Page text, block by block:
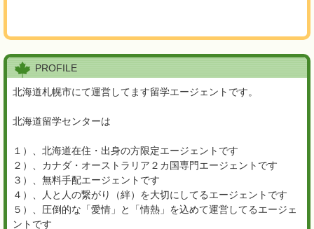
PROFILE
北海道札幌市にて運営してます留学エージェントです。
北海道留学センターは
１）、北海道在住・出身の方限定エージェントです
２）、カナダ・オーストラリア２カ国専門エージェントです
３）、無料手配エージェントです
４）、人と人の繋がり（絆）を大切にしてるエージェントです
５）、圧倒的な「愛情」と「情熱」を込めて運営してるエージェ
ントです